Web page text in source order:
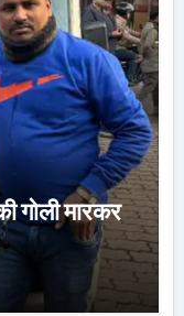
गोली मारकर